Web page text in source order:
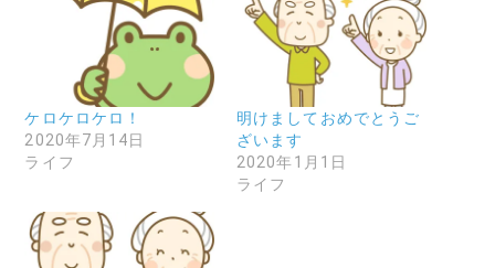
ケロケロケロ！
2020年7月14日
ライフ
明けましておめでとうご
ざいます
2020年1月1日
ライフ